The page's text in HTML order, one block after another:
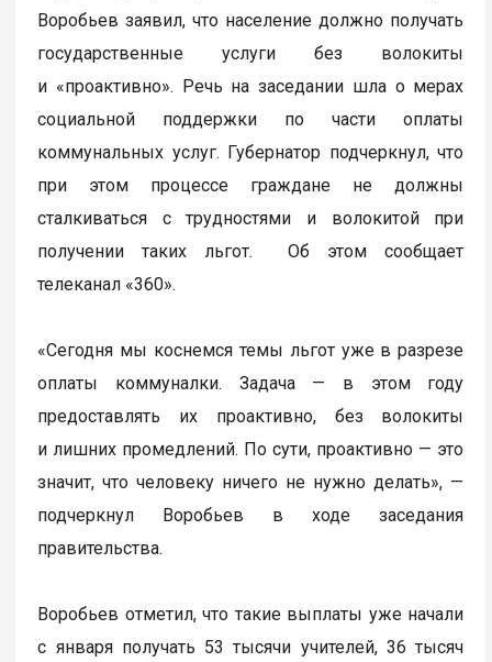
Воробьев заявил, что население должно получать
государственные услуги без волокиты
и «проактивно». Речь на заседании шла о мерах
социальной поддержки по части оплаты
коммунальных услуг. Губернатор подчеркнул, что
при этом процессе граждане не должны
сталкиваться с трудностями и волокитой при
получении таких льгот. Об этом сообщает
телеканал «360».
«Сегодня мы коснемся темы льгот уже в разрезе
оплаты коммуналки. Задача — в этом году
предоставлять их проактивно, без волокиты
и лишних промедлений. По сути, проактивно — это
значит, что человеку ничего не нужно делать», —
подчеркнул Воробьев в ходе заседания
правительства.
Воробьев отметил, что такие выплаты уже начали
с января получать 53 тысячи учителей, 36 тысяч